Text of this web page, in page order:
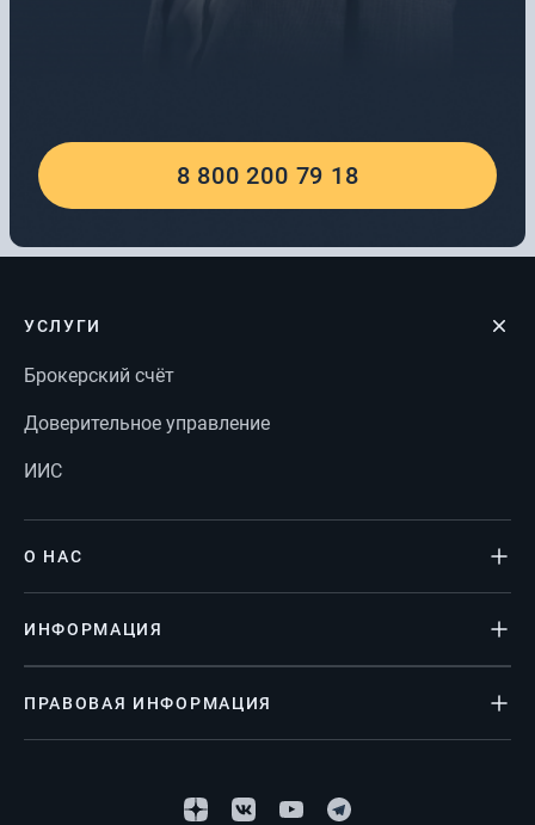
8 800 200 79 18
УСЛУГИ
Брокерский счёт
Доверительное управление
ИИС
О НАС
ИНФОРМАЦИЯ
ПРАВОВАЯ ИНФОРМАЦИЯ